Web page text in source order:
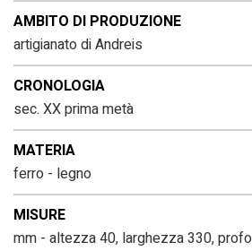
AMBITO DI PRODUZIONE
artigianato di Andreis
CRONOLOGIA
sec. XX prima metà
MATERIA
ferro - legno
MISURE
mm - altezza 40, larghezza 330,